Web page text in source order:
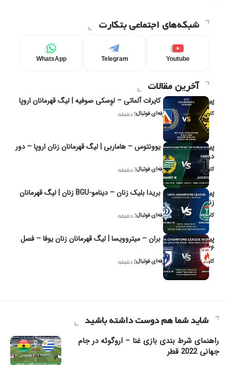
شبکه‌های اجتماعی بتکارت
Youtube
Telegram
WhatsApp
آخرین مقالات
پیش‌بینی و تحلیل کایرات آلماتی – لوِسکی صوفیه | لیگ قهرمانان اروپا
کاوه نیک‌فر، تحلیل‌گر حرفه‌ای فوتبال9 دقیقه
پیش‌بینی و تحلیل یوونتوس – هاماربی | لیگ قهرمانان زنان اروپا – دور
دوم مرحله
کاوه نیک‌فر، تحلیل‌گر حرفه‌ای فوتبال7 دقیقه
پیش‌بینی و تحلیل بریدا بلیک زنان – دینامو-BGU زنان | لیگ قهرمانان
زنان یوفا
کاوه نیک‌فر، تحلیل‌گر حرفه‌ای فوتبال7 دقیقه
پیش‌بینی و تحلیل بران – میتروویسا | لیگ قهرمانان زنان یوفا – فصل
۲۰۲۶
کاوه نیک‌فر، تحلیل‌گر حرفه‌ای فوتبال8 دقیقه
شاید شما هم دوست داشته باشید
راهنمای شرط بندی بازی غنا – اروگوئه در جام
جهانی 2022 قطر